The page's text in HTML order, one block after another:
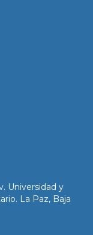
Universidad y
La Paz, Baja